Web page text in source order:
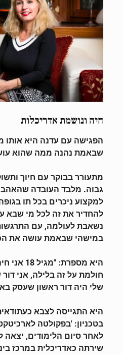
חיה ונושמת אדריכלות
הפגישה עם עדנה היא אותו
שבאמת נהנה ממה שהוא
מתעורר בבוקר עם חיוך
גבוה. מלבד העובדה
למקצוע ניכרים בכל תו
להחדיר את זה לכל מי שבא
נשאבת לעולמה, עם
במישהי שבאמת עושה את
היא
חולמת על זה בלילה, אני
שלי היה דור ראשון שעסק
היא התגייסה לצבא
בטכניון: 'בפקולטה
לאחר סיום הלימודים, יצאה
שירתה כאדריכלית במרכז